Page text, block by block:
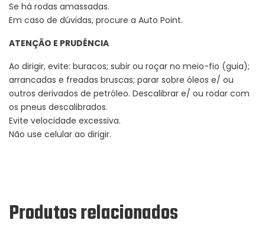
Se há rodas amassadas.
Em caso de dúvidas, procure a Auto Point.
ATENÇÃO E PRUDÊNCIA
Ao dirigir, evite: buracos; subir ou roçar no meio-fio (guia);
arrancadas e freadas bruscas; parar sobre óleos e/ ou
outros derivados de petróleo. Descalibrar e/ ou rodar com
os pneus descalibrados.
Evite velocidade excessiva.
Não use celular ao dirigir.
Produtos relacionados